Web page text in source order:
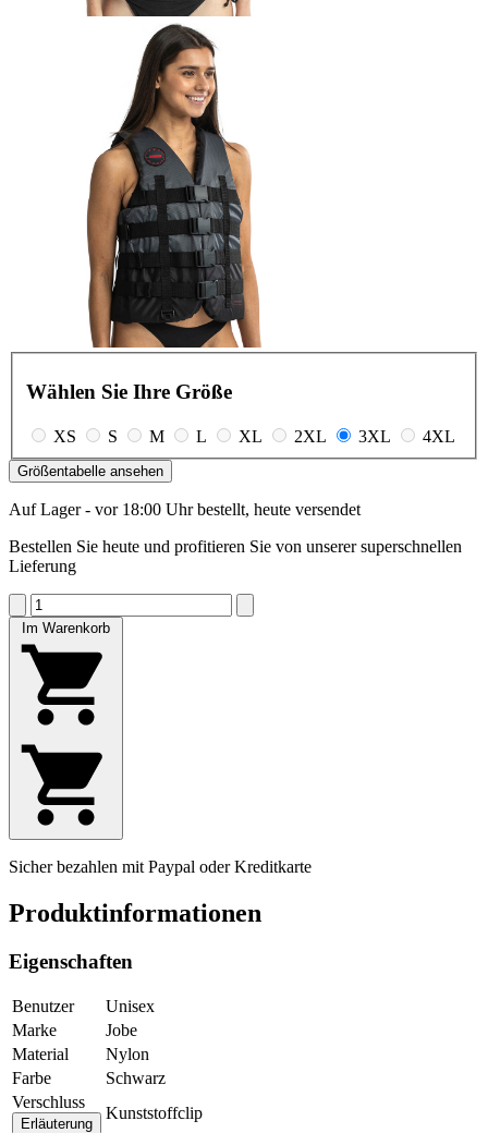
Wählen Sie Ihre Größe
XS S M L XL 2XL 3XL 4XL
Größentabelle ansehen
Auf Lager - vor 18:00 Uhr bestellt, heute versendet
Bestellen Sie heute und profitieren Sie von unserer superschnellen
Lieferung
Im Warenkorb
Sicher bezahlen mit Paypal oder Kreditkarte
Produktinformationen
Eigenschaften
Benutzer
Unisex
Marke
Jobe
Material
Nylon
Farbe
Schwarz
Verschluss
Erläuterung
Kunststoffclip